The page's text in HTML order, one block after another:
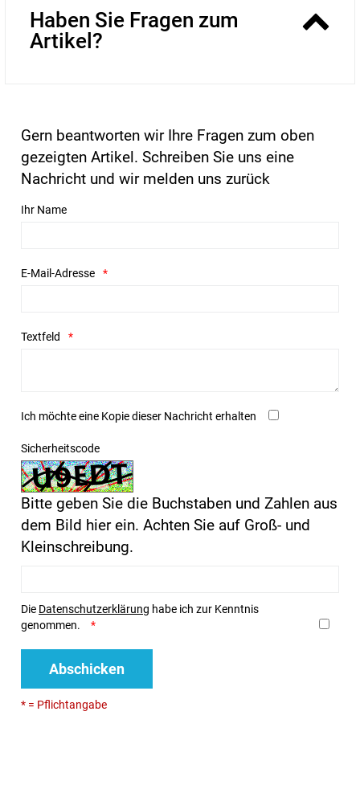
Haben Sie Fragen zum
Artikel?
Gern beantworten wir Ihre Fragen zum oben
gezeigten Artikel. Schreiben Sie uns eine
Nachricht und wir melden uns zurück
Ihr Name
E-Mail-Adresse
Textfeld
Ich möchte eine Kopie dieser Nachricht erhalten
Sicherheitscode
Bitte geben Sie die Buchstaben und Zahlen aus
dem Bild hier ein. Achten Sie auf Groß- und
Kleinschreibung.
Die Datenschutzerklärung habe ich zur Kenntnis
genommen.
Abschicken
* = Pflichtangabe